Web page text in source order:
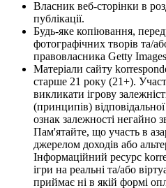
Власник веб-сторінки в
публікації.
Будь-яке копіювання,
фотографічних творів та/
правовласника Getty
Матеріали сайту
старше 21 року (21+).
викликати ігрову
(принципів)
ознак залежності негайно
Пам'ятайте, що участь в
джерелом доходів або
Інформаційний ресурс
ігри на реальні та/або
приймає ні в якій формі